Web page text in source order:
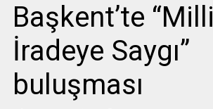
Başkent’te “Milli
İradeye Saygı”
buluşması